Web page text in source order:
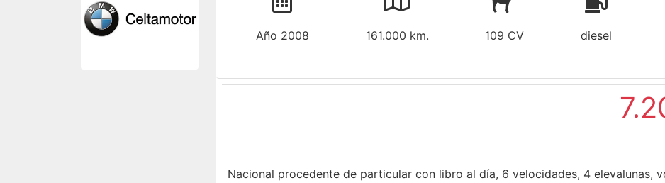
Año 2008 161.000 km. 109 CV diesel
Nacional procedente de particular con libro al día, 6 velocidades, 4 elevalunas,